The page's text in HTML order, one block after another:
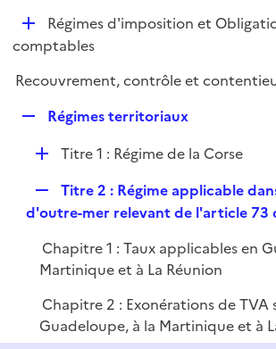
r
e
r
l
e
D
é
l
r
Régimes d'imposition et
comptables
Recouvrement, contrôle et
p
e
r
Régimes territoriaux
D
l
i
e
r
Titre 1 : Régime de la Corse
e
l
i
e
Titre 2 : Régime applicable
d'outre-mer relevant de l'article 73
Chapitre 1 : Taux applicables en
Martinique et à La Réunion
Chapitre 2 : Exonérations de TVA
Guadeloupe, à la Martinique et à